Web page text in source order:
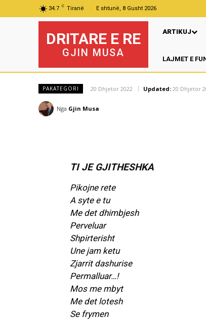
34.7 C Tiranë E shtunë, 8 Gusht 2026
DRITARE E RE
GJIN MUSA
ARTIKUJ
LAJMET E
PAKATEGORI 20 Dhjetor 2022 Updated: 20 Dhjetor
Nga Gjin Musa
TI JE GJITHESHKA
Pikojne rete
A syte e tu
Me det dhimbjesh
Perveluar
Shpirterisht
Une jam ketu
Zjarrit dashurise
Permalluar…!
Mos me mbyt
Me det lotesh
Se frymen